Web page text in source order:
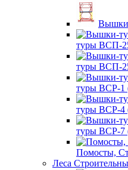
туры ВСП-
туры ВСП-
туры ВСР-1
туры ВСР-4
туры ВСР-7
Помосты,
Леса